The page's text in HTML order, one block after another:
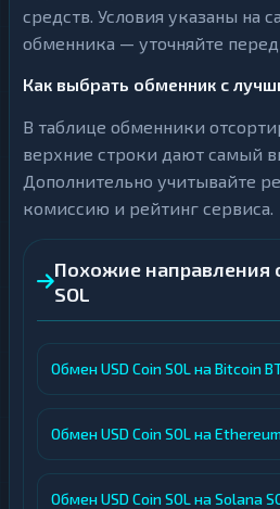
средств. Условия указаны на
обменника — уточняйте
Как выбрать обменник с
В таблице обменники
верхние строки дают самый
Дополнительно учитывайте
комиссию и рейтинг сервиса.
Похожие направления
SOL
Обмен USD Coin SOL на Bitcoin
Обмен USD Coin SOL на
Обмен USD Coin SOL на Solana